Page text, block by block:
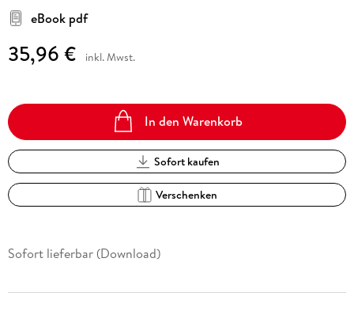
eBook pdf
35,96 € inkl. Mwst.
In den Warenkorb
Sofort kaufen
Verschenken
Sofort lieferbar (Download)